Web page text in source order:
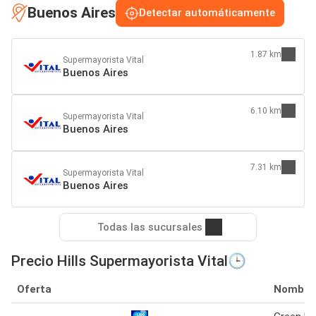
Buenos Aires Detectar automáticamente
Supermayorista Vital
Buenos Aires
1.87 km
Supermayorista Vital
Buenos Aires
6.10 km
Supermayorista Vital
Buenos Aires
7.31 km
Todas las sucursales
Precio Hills Supermayorista Vital🕒
Oferta Nombre